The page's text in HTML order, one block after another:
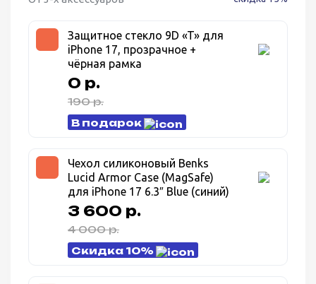
Защитное стекло 9D «T» для
iPhone 17, прозрачное +
чёрная рамка
0 р.
190 р.
В подарок
Чехол силиконовый Benks
Lucid Armor Case (MagSafe)
для iPhone 17 6.3″ Blue (синий)
3 600 р.
4 000 р.
Скидка 10%